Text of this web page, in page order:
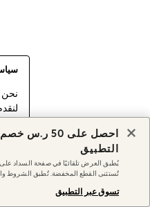
نحن
Sun Hats & Caps
Holiday Shop
Travel Styles
Dresses
Occasionwear
Linen Collection
Tops & T-Shirts
احصل على 50
التطبيق
تُستثنى القطع المخفضة. تُطبق الشروط
تسوق عبر التطبيق